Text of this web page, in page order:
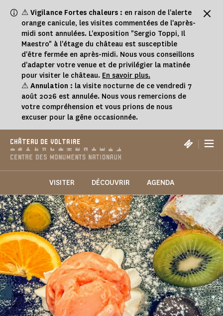
⚠ Vigilance Fortes chaleurs : en raison de l'alerte
orange canicule, les visites commentées de l'après-
midi sont annulées. L'exposition "Sergio Toppi, Il
Maestro" à l'étage du château est susceptible
d'être fermée en après-midi. Nous vous conseillons
d'adapter votre venue et de privilégier la matinée
pour visiter le château. En savoir plus.
⚠ Annulation : la visite nocturne de ce vendredi 7
août 2026 est annulée. Nous vous remercions de
votre compréhension et vous prions de nous
excuser pour la gêne occasionnée.
CHÂTEAU DE VOLTAIRE |
VISITER DÉCOUVRIR AGENDA